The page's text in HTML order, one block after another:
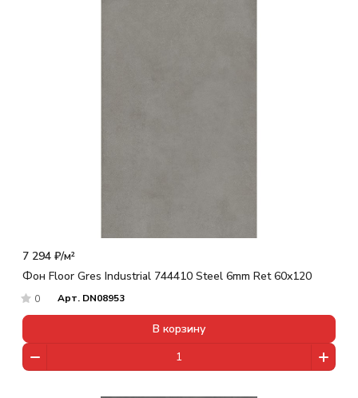
7 294 ₽/м²
Фон Floor Gres Industrial 744410 Steel 6mm Ret 60x120
0 Арт. DN08953
В корзину